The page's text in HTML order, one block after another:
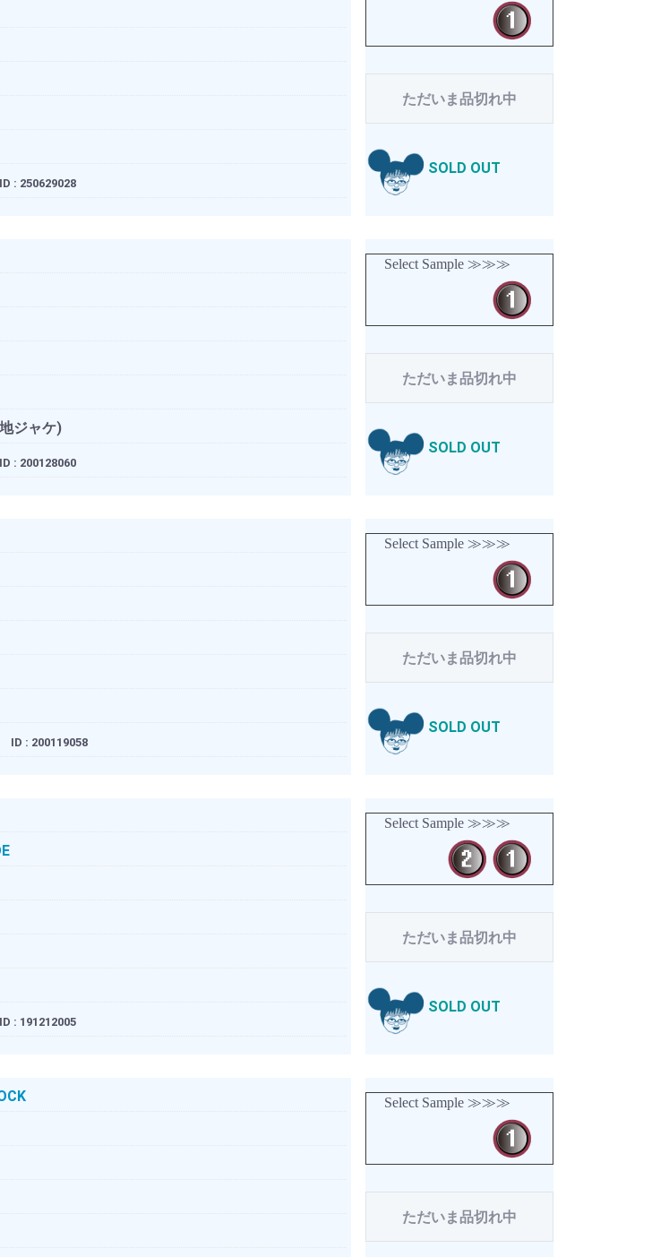
ID : 250629028
ただいま品切れ中
SOLD OUT
ジャケ)
ID : 200128060
Select Sample ≫≫≫
ただいま品切れ中
SOLD OUT
ID : 200119058
Select Sample ≫≫≫
ただいま品切れ中
SOLD OUT
ID : 191212005
Select Sample ≫≫≫
ただいま品切れ中
SOLD OUT
Select Sample ≫≫≫
ただいま品切れ中